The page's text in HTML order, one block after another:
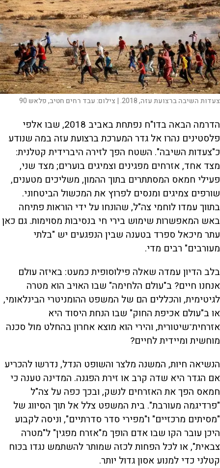
צעדות השיבה ברצועת עזה, 2018. | צילום:עבד רחים חטיב, פלאש 90
הדרמה הבאה בדו"ח נפתחת באביב 2018, שבו אלפי
פלסטינים נהרו אל גדר המערכת ברצועת עזה במה שנודע
כ"צעדות השיבה". השטח הפך לזירה היברידית קטלנית:
מצד אחד, אזרחים מפגינים וצמיגים בוערים; מצד שני,
פעילי חמאס המסתתרים בתוך ההמון, משליכים מטענים,
שורפים צמיגים ומנסים לפרוץ את המכשול הביטחוני.
בתווך עמדו לוחמי צה"ל, שהונחו על ידי הוראות פתיחה
באש המאפשרות שימוש בירי חי בנסיבות מסוימות. גם כאן
עתר מיכאל ספרד בטענה שבין הנפגעים יש "בלתי
מעורבים" רבים מדי.
בלב הדיון עמדה שאלה פילוסופית כמעט: באיזה עולם
אנחנו חיים? ב"עולם הלחימה" שבו האויב הוא מטרה
לגיטימית, והכללים הם של המשפט ההומניטרי הבינלאומי,
או ב"עולם אכיפת החוק" שבו הנחת היסוד היא
אזרחית־שיטורית, והירי הוא מוצא אחרון בהחלט מול סכנה
מוחשית ומיידית לחיים?
הנשיאה חיות, המשנה מלצר והשופט הנדל, נדרשו להכריע
אם הגדר היא שדה קרב או זירת הפגנה. המדינה טענה כי
חמאס הפך את האזרחים לנשק, ובכך כפה על צה"ל
"פרדיגמה מעורבת". בית המשפט צלל אל תוך הסיווג של
"מסיתים מרכזיים" ו"מפירי סדר סדרתיים", וניסה לקבוע
היכן עובר הקו שבו אדם הופך מ"אזרח מפגין" ל"מטרה
צבאית", או לכל הפחות לכזה שמותר להשתמש נגדו בכוח
קטלני כדי למנוע אסון גדול יותר.